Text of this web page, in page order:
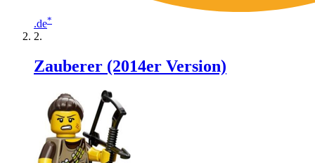
.de*
Zauberer (2014er Version)